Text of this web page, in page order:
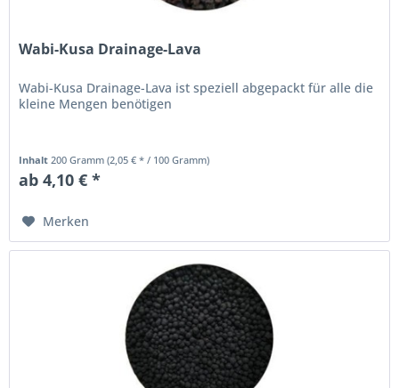
Wabi-Kusa Drainage-Lava
Wabi-Kusa Drainage-Lava ist speziell abgepackt für alle die
kleine Mengen benötigen
Inhalt200 Gramm(2,05 € * / 100 Gramm)
ab 4,10 € *
Merken